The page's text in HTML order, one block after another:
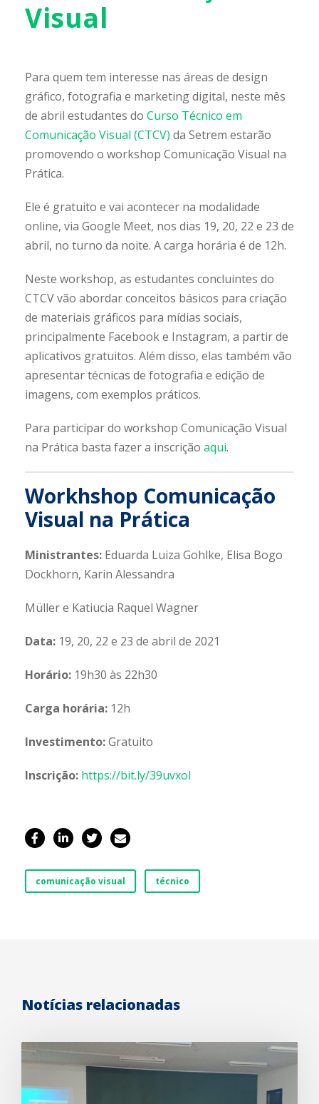
Visual
Para quem tem interesse nas áreas de design
gráfico, fotografia e marketing digital, neste mês
de abril estudantes do Curso Técnico em
Comunicação Visual (CTCV) da Setrem estarão
promovendo o workshop Comunicação Visual na
Prática.
Ele é gratuito e vai acontecer na modalidade
online, via Google Meet, nos dias 19, 20, 22 e 23 de
abril, no turno da noite. A carga horária é de 12h.
Neste workshop, as estudantes concluintes do
CTCV vão abordar conceitos básicos para criação
de materiais gráficos para mídias sociais,
principalmente Facebook e Instagram, a partir de
aplicativos gratuitos. Além disso, elas também vão
apresentar técnicas de fotografia e edição de
imagens, com exemplos práticos.
Para participar do workshop Comunicação Visual
na Prática basta fazer a inscrição aqui.
Workhshop Comunicação
Visual na Prática
Ministrantes: Eduarda Luiza Gohlke, Elisa Bogo
Dockhorn, Karin Alessandra
Müller e Katiucia Raquel Wagner
Data: 19, 20, 22 e 23 de abril de 2021
Horário: 19h30 às 22h30
Carga horária: 12h
Investimento:Gratuito
Inscrição: https://bit.ly/39uvxol
comunicação visual técnico
Notícias relacionadas